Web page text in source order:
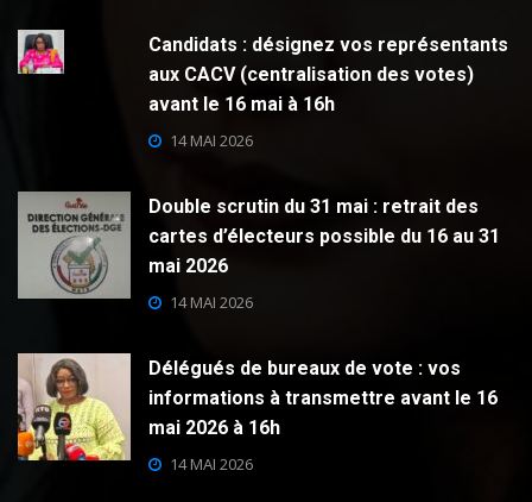
Candidats : désignez vos représentants
aux CACV (centralisation des votes)
avant le 16 mai à 16h
14 MAI 2026
Double scrutin du 31 mai : retrait des
cartes d’électeurs possible du 16 au 31
mai 2026
14 MAI 2026
Délégués de bureaux de vote : vos
informations à transmettre avant le 16
mai 2026 à 16h
14 MAI 2026